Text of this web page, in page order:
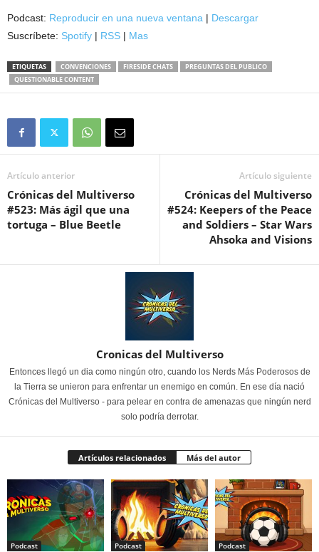
Podcast: Reproducir en una nueva ventana | Descargar
Suscríbete: Spotify | RSS | Mas
ETIQUETAS CONVENCIONES FIRESIDE CHATS
PREGUNTAS DEL PUBLICO
QUESTIONABLE CONTENT
Artículo anterior
Crónicas del Multiverso
#523: Más ágil que una
tortuga – Blue Beetle
Artículo siguiente
Crónicas del Multiverso
#524: Keepers of the Peace
and Soldiers – Star Wars
Ahsoka and Visions
Cronicas del Multiverso
Entonces llegó un dia como ningún otro, cuando los Nerds Más Poderosos de
la Tierra se unieron para enfrentar un enemigo en común. En ese día nació
Crónicas del Multiverso - para pelear en contra de amenazas que ningún nerd
solo podría derrotar.
Artículos relacionados Más del autor
Podcast Podcast Podcast